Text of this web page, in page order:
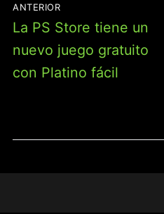
DE
ENTRADAS
ANTERIOR
Entrada
anterior:
La PS Store tiene un
nuevo juego gratuito
con Platino fácil